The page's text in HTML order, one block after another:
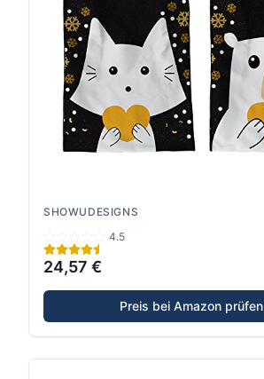
SHOWUDESIGNS
4.5
24,57 €
Preis bei Amazon prüfen